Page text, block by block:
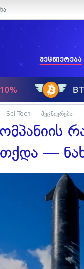
მეცნიერება
Sci-Tech მეცნიერება
—